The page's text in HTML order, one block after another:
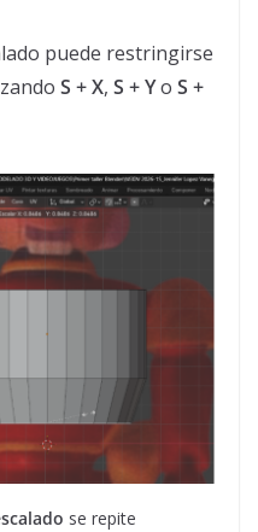
puede restringirse
S + X, S + Yo S +
se repite